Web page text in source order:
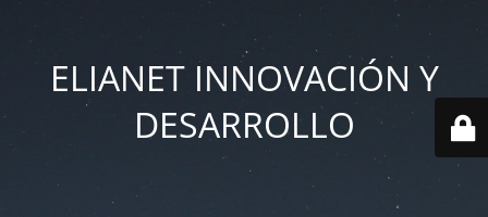
ELIANET INNOVACIÓN Y
DESARROLLO